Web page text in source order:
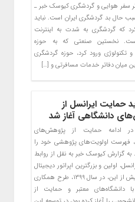
سفر هوایی و گردشگری کیوسک خبر ـ
حال بد گردشگری ایران است. نباید
که گردشگری به شدت به اینترنت
نخستین صنعتی که به حوزه
و تکنولوژی ورود کرد، حوزه گردشگری
میان دفاتر خدمات مسافرتی و […]
حمایت ایرانسل از
دانشگاهی آغاز شد
در ادامه حمایت از پژوهش‌های
فهرست اولویت‌های پژوهشی خود را
به گزارش کیوسک خبر به نقل از روابط
اولین و بزرگترین اپراتور دیجیتال
ایران که پیش از این، در سال ۱۳۹۹، طرح همکاری
دانشگاه‌های معتبر و حمایت از